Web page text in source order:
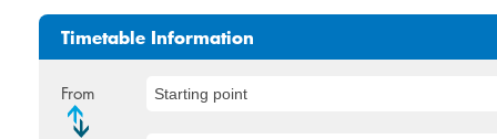
Timetable Information
From Starting point